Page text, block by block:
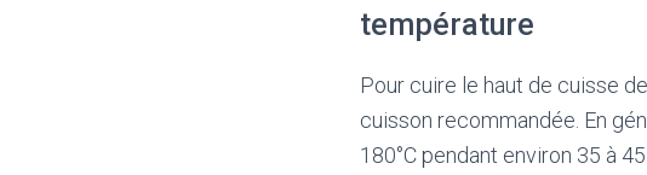
température
Pour cuire le haut de cuisse
cuisson recommandée. En
180°C pendant environ 35 à